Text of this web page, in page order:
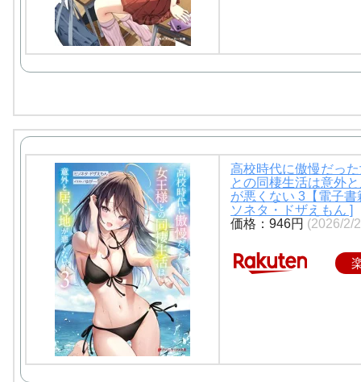
高校時代に傲慢だっ
との同棲生活は意外
が悪くない 3【電子書
ソネタ・ドザえもん ]
価格：946円 (2026/2/